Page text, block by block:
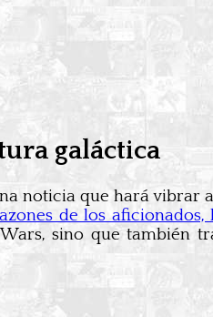
galáctica
noticia que hará vibrar
de los
sino que también